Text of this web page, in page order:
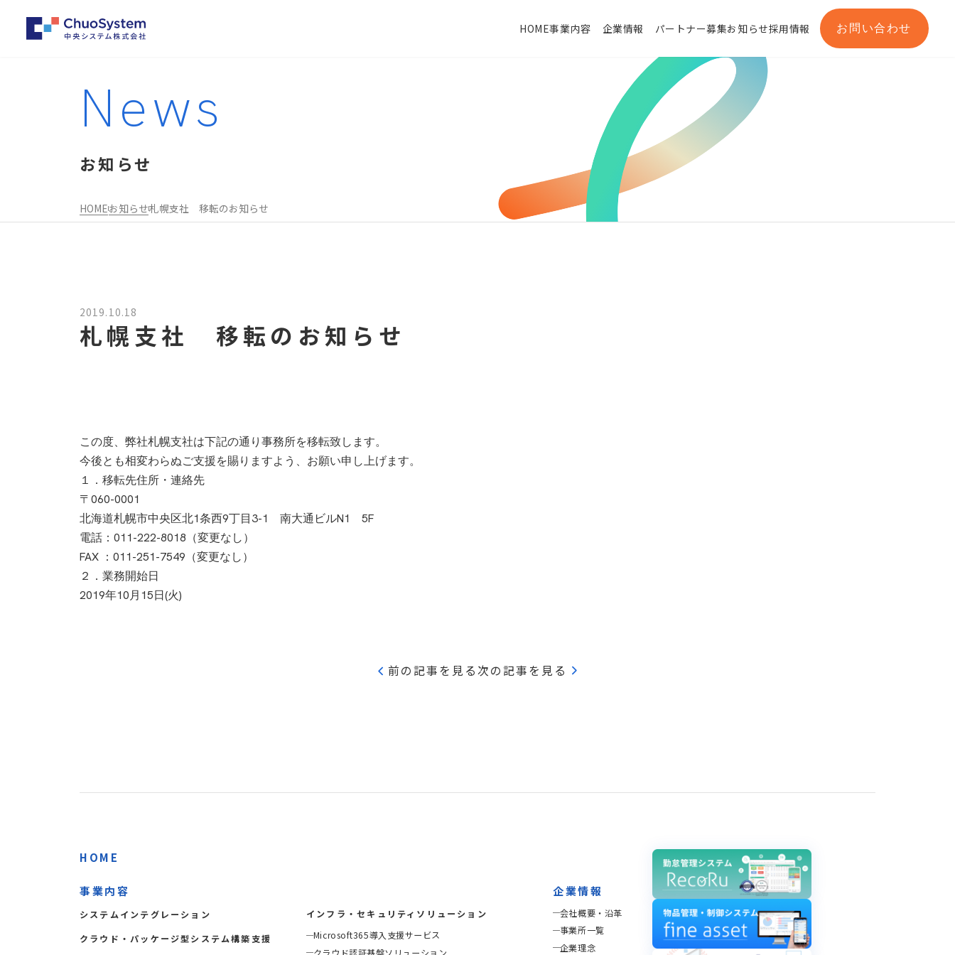
HOME事業内容
クラウド・パッケージ型システム構築支援
勤怠管理システムのレコル 物品・棚卸システムのファインアセット AWS総合支援サービス Salesforce®
オンプレミス・クラウドネットワーク整備
企業情報
事業所一覧
代表メッセージ
パートナー募集お知らせ採用情報 お問い合わせ
News
お知らせ
HOMEお知らせ札幌支社 移転のお知らせ
2019.10.18
札幌支社 移転のお知らせ
この度、弊社札幌支社は下記の通り事務所を移転致します。
今後とも相変わらぬご支援を賜りますよう、お願い申し上げます。
１．移転先住所・連絡先
〒060-0001
北海道札幌市中央区北1条西9丁目3-1 南大通ビルN1 5F
電話：011-222-8018（変更なし）
FAX ：011-251-7549（変更なし）
２．業務開始日
2019年10月15日(火)
前の記事を見る次の記事を見る
HOME
事業内容
システムインテグレーション
クラウド・パッケージ型システム構築支援
インフラ・セキュリティソリューション
Microsoft365導入支援サービス
クラウド認証基盤ソリューション
企業情報
会社概要・沿革
事業所一覧
企業理念